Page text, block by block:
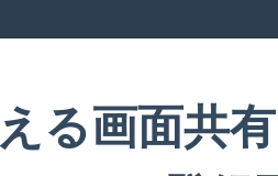
る画面共